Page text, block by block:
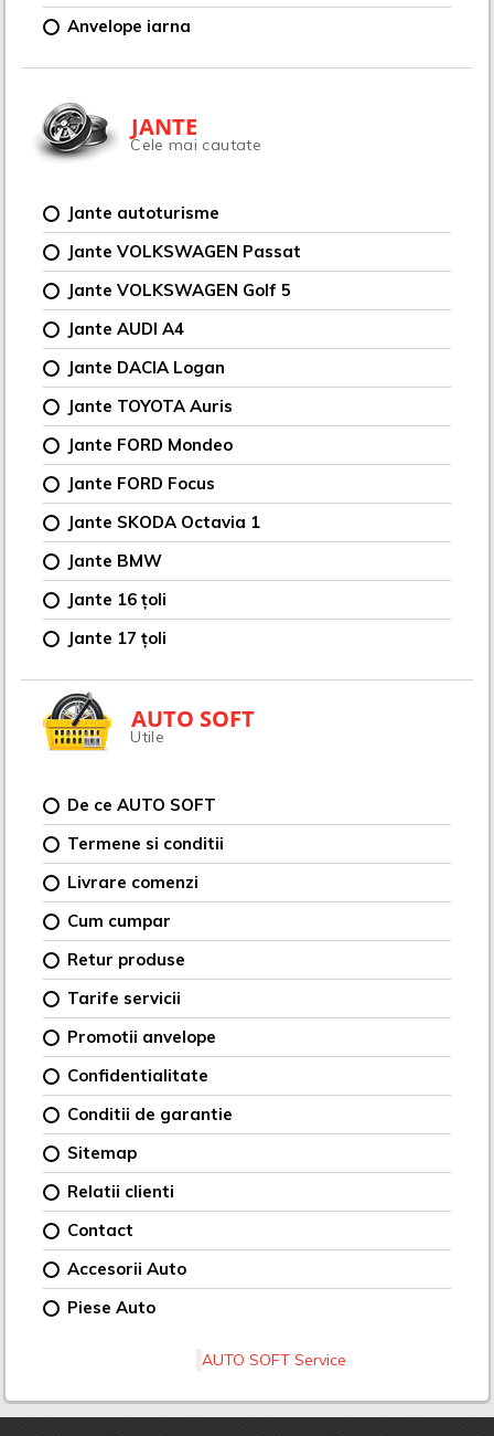
Anvelope iarna
JANTE
Cele mai cautate
Jante autoturisme
Jante VOLKSWAGEN Passat
Jante VOLKSWAGEN Golf 5
Jante AUDI A4
Jante DACIA Logan
Jante TOYOTA Auris
Jante FORD Mondeo
Jante FORD Focus
Jante SKODA Octavia 1
Jante BMW
Jante 16 țoli
Jante 17 țoli
AUTO SOFT
Utile
De ce AUTO SOFT
Termene si conditii
Livrare comenzi
Cum cumpar
Retur produse
Tarife servicii
Promotii anvelope
Confidentialitate
Conditii de garantie
Sitemap
Relatii clienti
Contact
Accesorii Auto
Piese Auto
AUTO SOFT Service